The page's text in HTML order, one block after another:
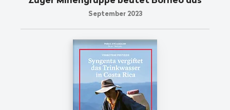
September 2023